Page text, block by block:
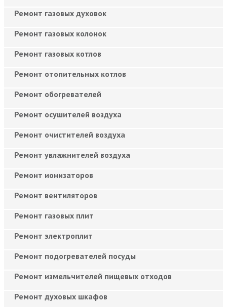
Ремонт газовых духовок
Ремонт газовых колонок
Ремонт газовых котлов
Ремонт отопительных котлов
Ремонт обогревателей
Ремонт осушителей воздуха
Ремонт очистителей воздуха
Ремонт увлажнителей воздуха
Ремонт ионизаторов
Ремонт вентиляторов
Ремонт газовых плит
Ремонт электроплит
Ремонт подогревателей посуды
Ремонт измельчителей пищевых отходов
Ремонт духовых шкафов